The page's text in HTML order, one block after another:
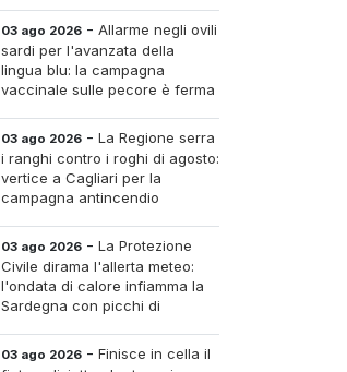
03 ago 2026 - Allarme negli ovili
sardi per l'avanzata della
lingua blu: la campagna
vaccinale sulle pecore è ferma
03 ago 2026 - La Regione serra
i ranghi contro i roghi di agosto:
vertice a Cagliari per la
campagna antincendio
03 ago 2026 - La Protezione
Civile dirama l'allerta meteo:
l'ondata di calore infiamma la
Sardegna con picchi di
03 ago 2026 - Finisce in cella il